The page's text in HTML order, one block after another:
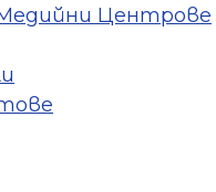
Центрове